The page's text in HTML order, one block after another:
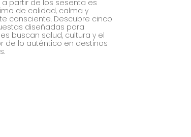
a partir de los sesenta es
de calidad, calma y
consciente. Descubre cinco
diseñadas para
buscan salud, cultura y el
de lo auténtico en destinos